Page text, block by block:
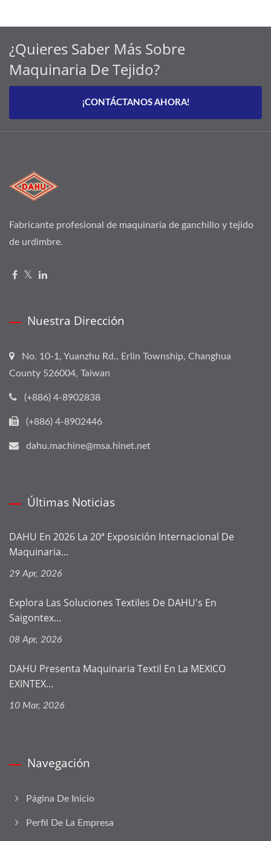
¿Quieres Saber Más Sobre
Maquinaria De Tejido?
¡CONTÁCTANOS AHORA!
Fabricante profesional de maquinaria de ganchillo y tejido
de urdimbre.
Nuestra Dirección
No. 10-1, Yuanzhu Rd., Erlin Township, Changhua
County 526004, Taiwan
(+886) 4-8902838
(+886) 4-8902446
dahu.machine@msa.hinet.net
Últimas Noticias
DAHU En 2026 La 20ª Exposición Internacional De
Maquinaria...
29 Apr, 2026
Explora Las Soluciones Textiles De DAHU's En
Saigontex...
08 Apr, 2026
DAHU Presenta Maquinaria Textil En La MEXICO
EXINTEX...
10 Mar, 2026
Navegación
Página De Inicio
Perfil De La Empresa